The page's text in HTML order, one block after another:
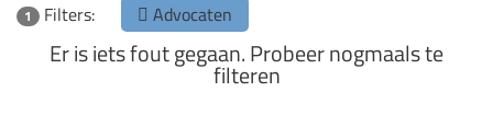
1 Filters: Advocaten
Er is iets fout gegaan. Probeer nogmaals te
filteren